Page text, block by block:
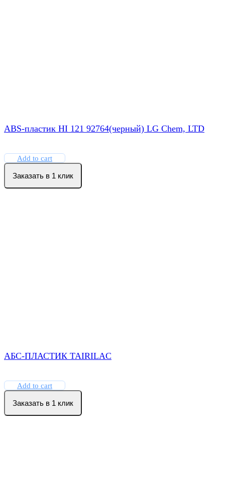
ABS-пластик HI 121 92764(черный) LG Chem, LTD
Add to cart
Заказать в 1 клик
АБС-ПЛАСТИК TAIRILAC
Add to cart
Заказать в 1 клик